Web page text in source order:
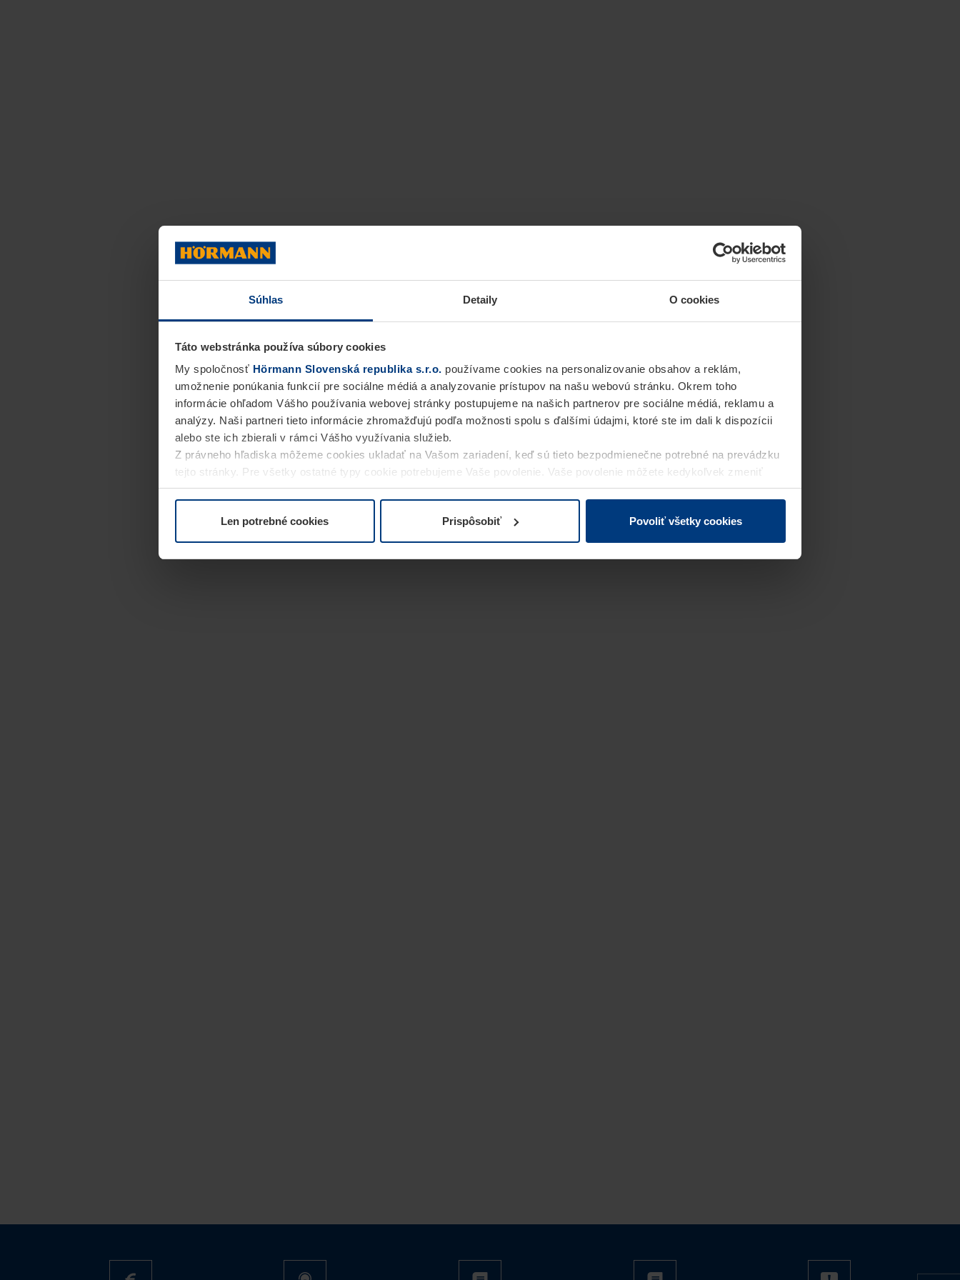
Súhlas Detaily O cookies
Táto webstránka používa súbory cookies
My spoločnosť Hörmann Slovenská republika s.r.o. používame cookies na personalizovanie obsahov a reklám,
umožnenie ponúkania funkcií pre sociálne médiá a analyzovanie prístupov na našu webovú stránku. Okrem toho
informácie ohľadom Vášho používania webovej stránky postupujeme na našich partnerov pre sociálne médiá, reklamu a
analýzy. Naši partneri tieto informácie zhromažďujú podľa možnosti spolu s ďalšími údajmi, ktoré ste im dali k dispozícii
alebo ste ich zbierali v rámci Vášho využívania služieb.
Z právneho hľadiska môžeme cookies ukladať na Vašom zariadení, keď sú tieto bezpodmienečne potrebné na prevádzku
tejto stránky. Pre všetky ostatné typy cookie potrebujeme Vaše povolenie. Vaše povolenie môžete kedykoľvek zmeniť
alebo odvolať vo vysvetlení cookie na stránkeVyhlásenie o ochrane osobných údajovnašej webovej stránky.
Len potrebné cookies Prispôsobiť Povoliť všetky cookies